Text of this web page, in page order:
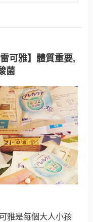
可雅】體質重要,
菌
雅是每個大人小孩